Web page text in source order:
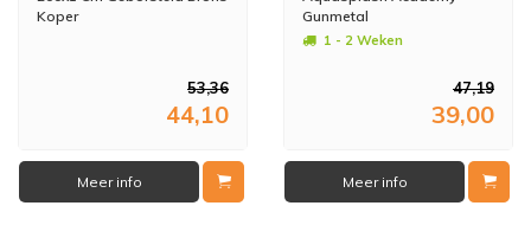
Koper
53,36
44,10
Meer info
Gunmetal
1 - 2 Weken
47,19
39,00
Meer info